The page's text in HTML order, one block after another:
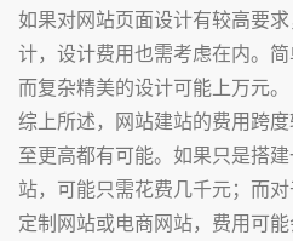
如果对网站页面设计有较高要
计，设计费用也需考虑在内。简
而复杂精美的设计可能上万元。
综上所述，网站建站的费用跨
至更高都有可能。如果只是搭
站，可能只需花费几千元；而
定制网站或电商网站，费用可